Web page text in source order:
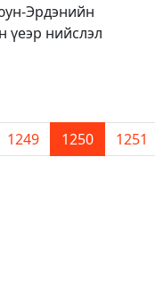
Эрдэнийн
үеэр нийслэл
1249 1250 1251